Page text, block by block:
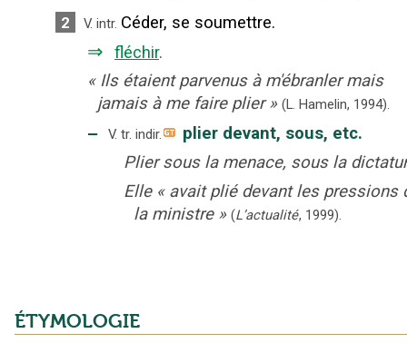
2 V. intr. Céder, se soumettre.
⇒ fléchir.
« Ils étaient parvenus à m'ébranler mais
jamais à me faire plier » (L. Hamelin, 1994).
‒ V. tr. indir.
plier devant, sous, etc.
Plier sous la menace, sous la
Elle « avait plié devant les pressions
la ministre » (L’actualité, 1999).
ÉTYMOLOGIE